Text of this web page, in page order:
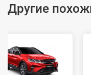
Другие